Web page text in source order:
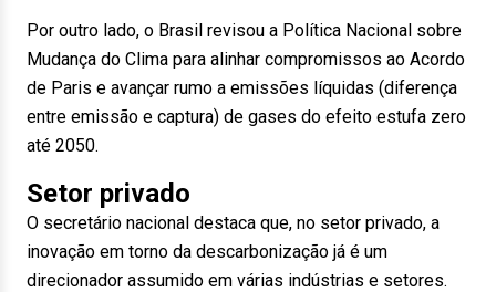
Por outro lado, o Brasil revisou a Política Nacional sobre
Mudança do Clima para alinhar compromissos ao Acordo
de Paris e avançar rumo a emissões líquidas (diferença
entre emissão e captura) de gases do efeito estufa zero
até 2050.
Setor privado
O secretário nacional destaca que, no setor privado, a
inovação em torno da descarbonização já é um
direcionador assumido em várias indústrias e setores.